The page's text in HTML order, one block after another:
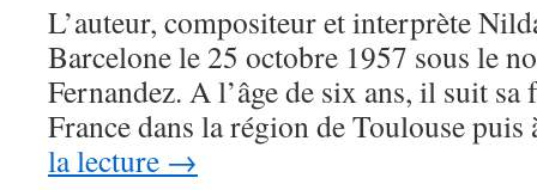
L’auteur, compositeur et interprète
Barcelone le 25 octobre 1957 sous le
Fernandez. A l’âge de six ans, il suit
France dans la région de Toulouse
la lecture →